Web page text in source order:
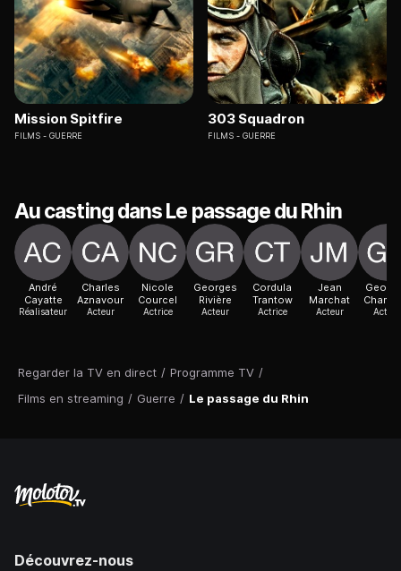
Regarder la TV en direct / Programme TV /
Films en streaming / Guerre / Le passage du Rhin
Mission Spitfire
FILMS GUERRE
303 Squadron
FILMS GUERRE
Au casting dans Le passage du Rhin
André
Cayatte
Réalisateur
Charles
Aznavour
Acteur
Nicole
Courcel
Actrice
Georges
Rivière
Acteur
Cordula
Trantow
Actrice
Jean
Marchat
Acteur Acteur
Découvrez-nous